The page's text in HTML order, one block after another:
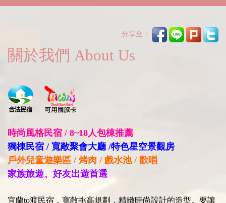
分享至：
關於我們 About Us
時尚風格民宿 / 8~18人包棟推薦
獨棟民宿 / 寬敞聚會大廳 /特色星空景觀房
戶外兒童遊樂區 / 烤肉 / 戲水池 / 歡唱
家族旅遊、好友出遊首選
宜蘭to渡民宿，寬敞挑高規劃，精緻時尚設計的造型。要讓